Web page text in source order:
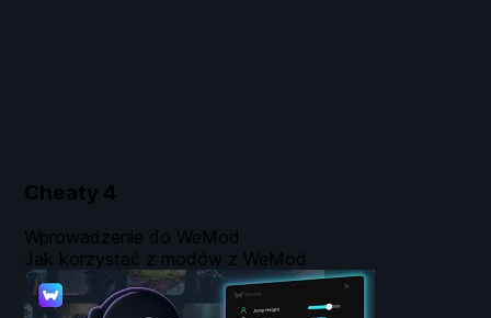
Cheaty 4
Wprowadzenie do WeMod
Jak korzystać z modów z WeMod